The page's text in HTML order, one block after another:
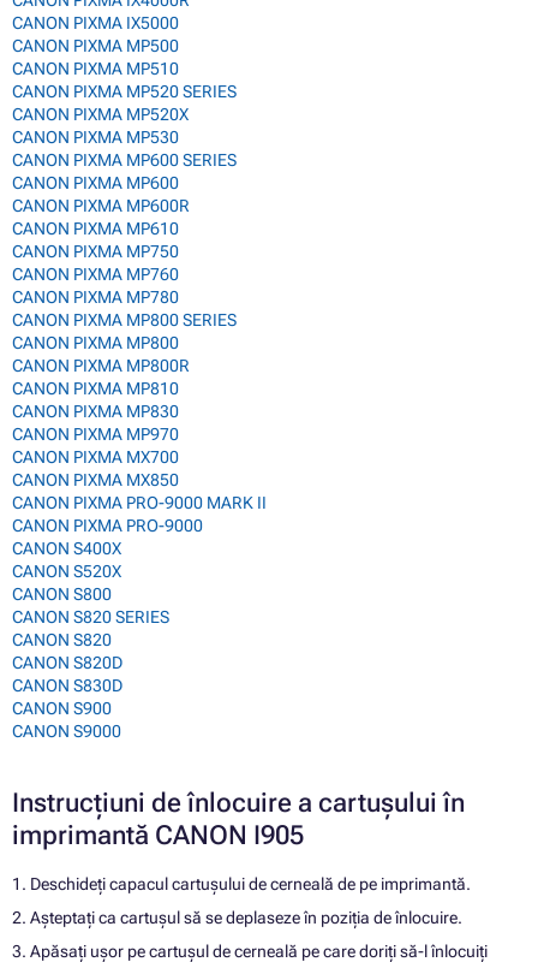
CANON PIXMA IX5000
CANON PIXMA MP500
CANON PIXMA MP510
CANON PIXMA MP520 SERIES
CANON PIXMA MP520X
CANON PIXMA MP530
CANON PIXMA MP600 SERIES
CANON PIXMA MP600
CANON PIXMA MP600R
CANON PIXMA MP610
CANON PIXMA MP750
CANON PIXMA MP760
CANON PIXMA MP780
CANON PIXMA MP800 SERIES
CANON PIXMA MP800
CANON PIXMA MP800R
CANON PIXMA MP810
CANON PIXMA MP830
CANON PIXMA MP970
CANON PIXMA MX700
CANON PIXMA MX850
CANON PIXMA PRO-9000 MARK II
CANON PIXMA PRO-9000
CANON S400X
CANON S520X
CANON S800
CANON S820 SERIES
CANON S820
CANON S820D
CANON S830D
CANON S900
CANON S9000
Instrucțiuni de înlocuire a cartușului în
imprimantă CANON I905
1. Deschideți capacul cartușului de cerneală de pe imprimantă.
2. Așteptați ca cartușul să se deplaseze în poziția de înlocuire.
3. Apăsați ușor pe cartușul de cerneală pe care doriți să-l înlocuiți